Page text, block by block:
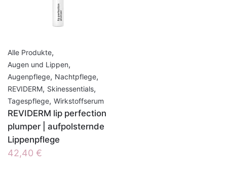
Alle Produkte,
Augen und Lippen,
Augenpflege, Nachtpflege,
REVIDERM, Skinessentials,
Tagespflege, Wirkstoffserum
REVIDERM lip perfection
plumper | aufpolsternde
Lippenpflege
42,40 €